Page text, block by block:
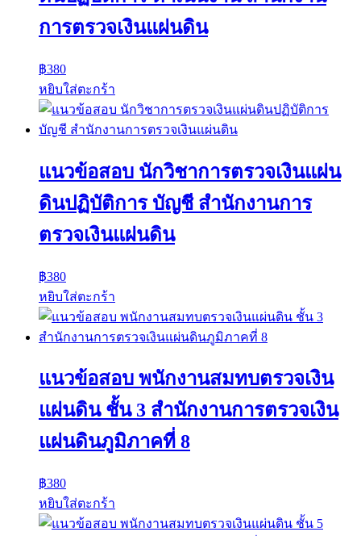
การตรวจเงินแผ่นดิน
฿380
หยิบใส่ตะกร้า
แนวข้อสอบ นักวิชาการตรวจเงินแผ่น
ดินปฏิบัติการ บัญชี สำนักงานการ
ตรวจเงินแผ่นดิน
฿380
หยิบใส่ตะกร้า
แนวข้อสอบ พนักงานสมทบตรวจเงิน
แผ่นดิน ชั้น 3 สำนักงานการตรวจเงิน
แผ่นดินภูมิภาคที่ 8
฿380
หยิบใส่ตะกร้า